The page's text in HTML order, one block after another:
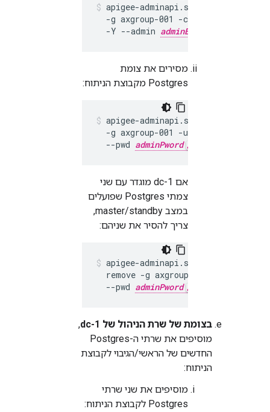
apigee-adminapi.sh analytics
-g axgroup-001 -c consumer-group-
  -Y --admin
adminEmail
מסירים את צומת
Postgres מקבוצת הניתוח:
apigee-adminapi.sh analytics
  -g axgroup-001 -u
  --pwd
adminPword
אם dc-1 מוגדר עם שני
צמתי Postgres שפועלים
במצב master/standby,
צריך להסיר את שניהם:
apigee-adminapi.sh analytics
  remove -g axgroup-001 -u
  --pwd
adminPword
בצומת של שרת הניהול של dc-1
,
מוסיפים את שרתי ה-Postgres
החדשים של הראשי/הגיבוי לקבוצת
הניתוח:
מוסיפים את שני שרתי
Postgres לקבוצת הניתוח: